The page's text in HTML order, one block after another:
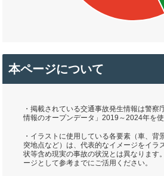
本ページについて
・掲載されている交通事故発生情報は警察
情報のオープンデータ」2019～2024年を使
・イラストに使用している各要素（車、背
突地点など）は、代表的なイメージをイラ
状等含め現実の事故の状況とは異なります
ージとして参考までにご活用ください。